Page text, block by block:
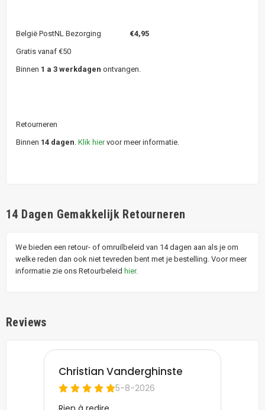
België PostNL Bezorging €4,95
Gratis vanaf €50
Binnen 1 a 3 werkdagen ontvangen.
Retourneren
Binnen 14 dagen Klik hiervoor meer informatie.
14 Dagen Gemakkelijk Retourneren
We bieden een retour- of omruilbeleid van 14 dagen aan als je om
welke reden dan ook niet tevreden bent met je bestelling. Voor meer
informatie zie ons Retourbeleid hier.
Reviews